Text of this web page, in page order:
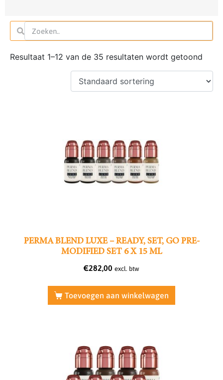
Resultaat 1–12 van de 35 resultaten wordt getoond
PERMA BLEND LUXE – READY, SET, GO PRE-
MODIFIED SET 6 X 15 ML
€282,00 excl. btw
Toevoegen aan winkelwagen